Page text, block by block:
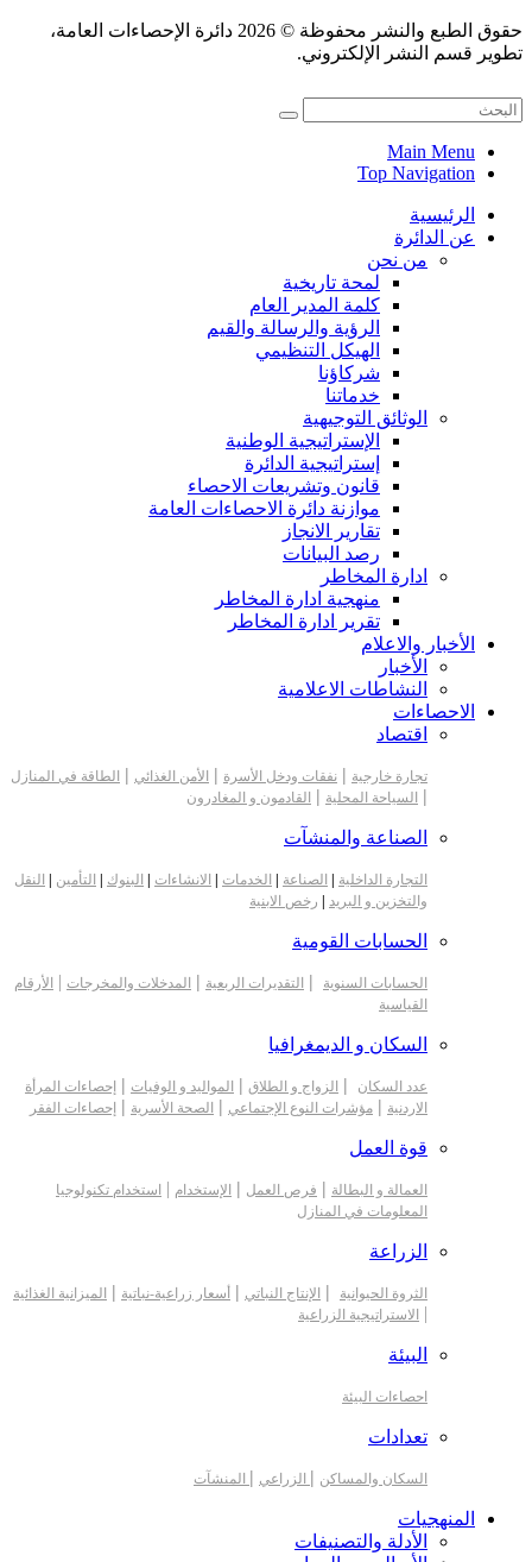
حقوق الطبع والنشر محفوظة © 2026 دائرة الإحصاءات العامة،
تطوير قسم النشر الإلكتروني.
Main Menu
Top Navigation
الرئيسية
عن الدائرة
من نحن
لمحة تاريخية
كلمة المدير العام
الرؤية والرسالة والقيم
الهيكل التنظيمي
شركاؤنا
خدماتنا
الوثائق التوجيهية
الإستراتيجية الوطنية
إستراتيجية الدائرة
قانون وتشريعات الاحصاء
موازنة دائرة الاحصاءات العامة
تقارير الانجاز
رصد البيانات
ادارة المخاطر
منهجية ادارة المخاطر
تقرير ادارة المخاطر
الأخبار والاعلام
الأخبار
النشاطات الاعلامية
الاحصاءات
اقتصاد
تجارة خارجية | نفقات ودخل الأسرة | الأمن الغذائي | الطاقة في المنازل
| السياحة المحلية | القادمون و المغادرون
الصناعة والمنشآت
التجارة الداخلية | الصناعة | الخدمات | الانشاءات | البنوك | التأمين | النقل
والتخزين و البريد | رخص الابنية
الحسابات القومية
الحسابات السنوية | التقديرات الربعية | المدخلات والمخرجات | الأرقام
القياسية
السكان و الديمغرافيا
عدد السكان | الزواج و الطلاق | المواليد و الوفيات | إحصاءات المرأة
الاردنية | مؤشرات النوع الإجتماعي | الصحة الأسرية | إحصاءات الفقر
قوة العمل
العمالة و البطالة | فرص العمل | الإستخدام | استخدام تكنولوجيا
المعلومات في المنازل
الزراعة
الثروة الحيوانية | الإنتاج النباتي | أسعار زراعية-نباتية | الميزانية الغذائية
| الاستراتيجية الزراعية
البيئة
احصاءات البيئة
تعدادات
السكان والمساكن | الزراعي | المنشآت
المنهجيات
الأدلة والتصنيفات